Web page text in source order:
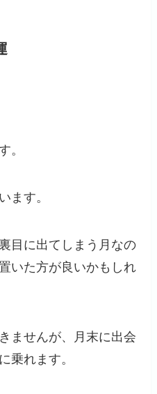
。
ます。
目に出てしまう月なの
いた方が良いかもしれ
ませんが、月末に出会
乗れます。